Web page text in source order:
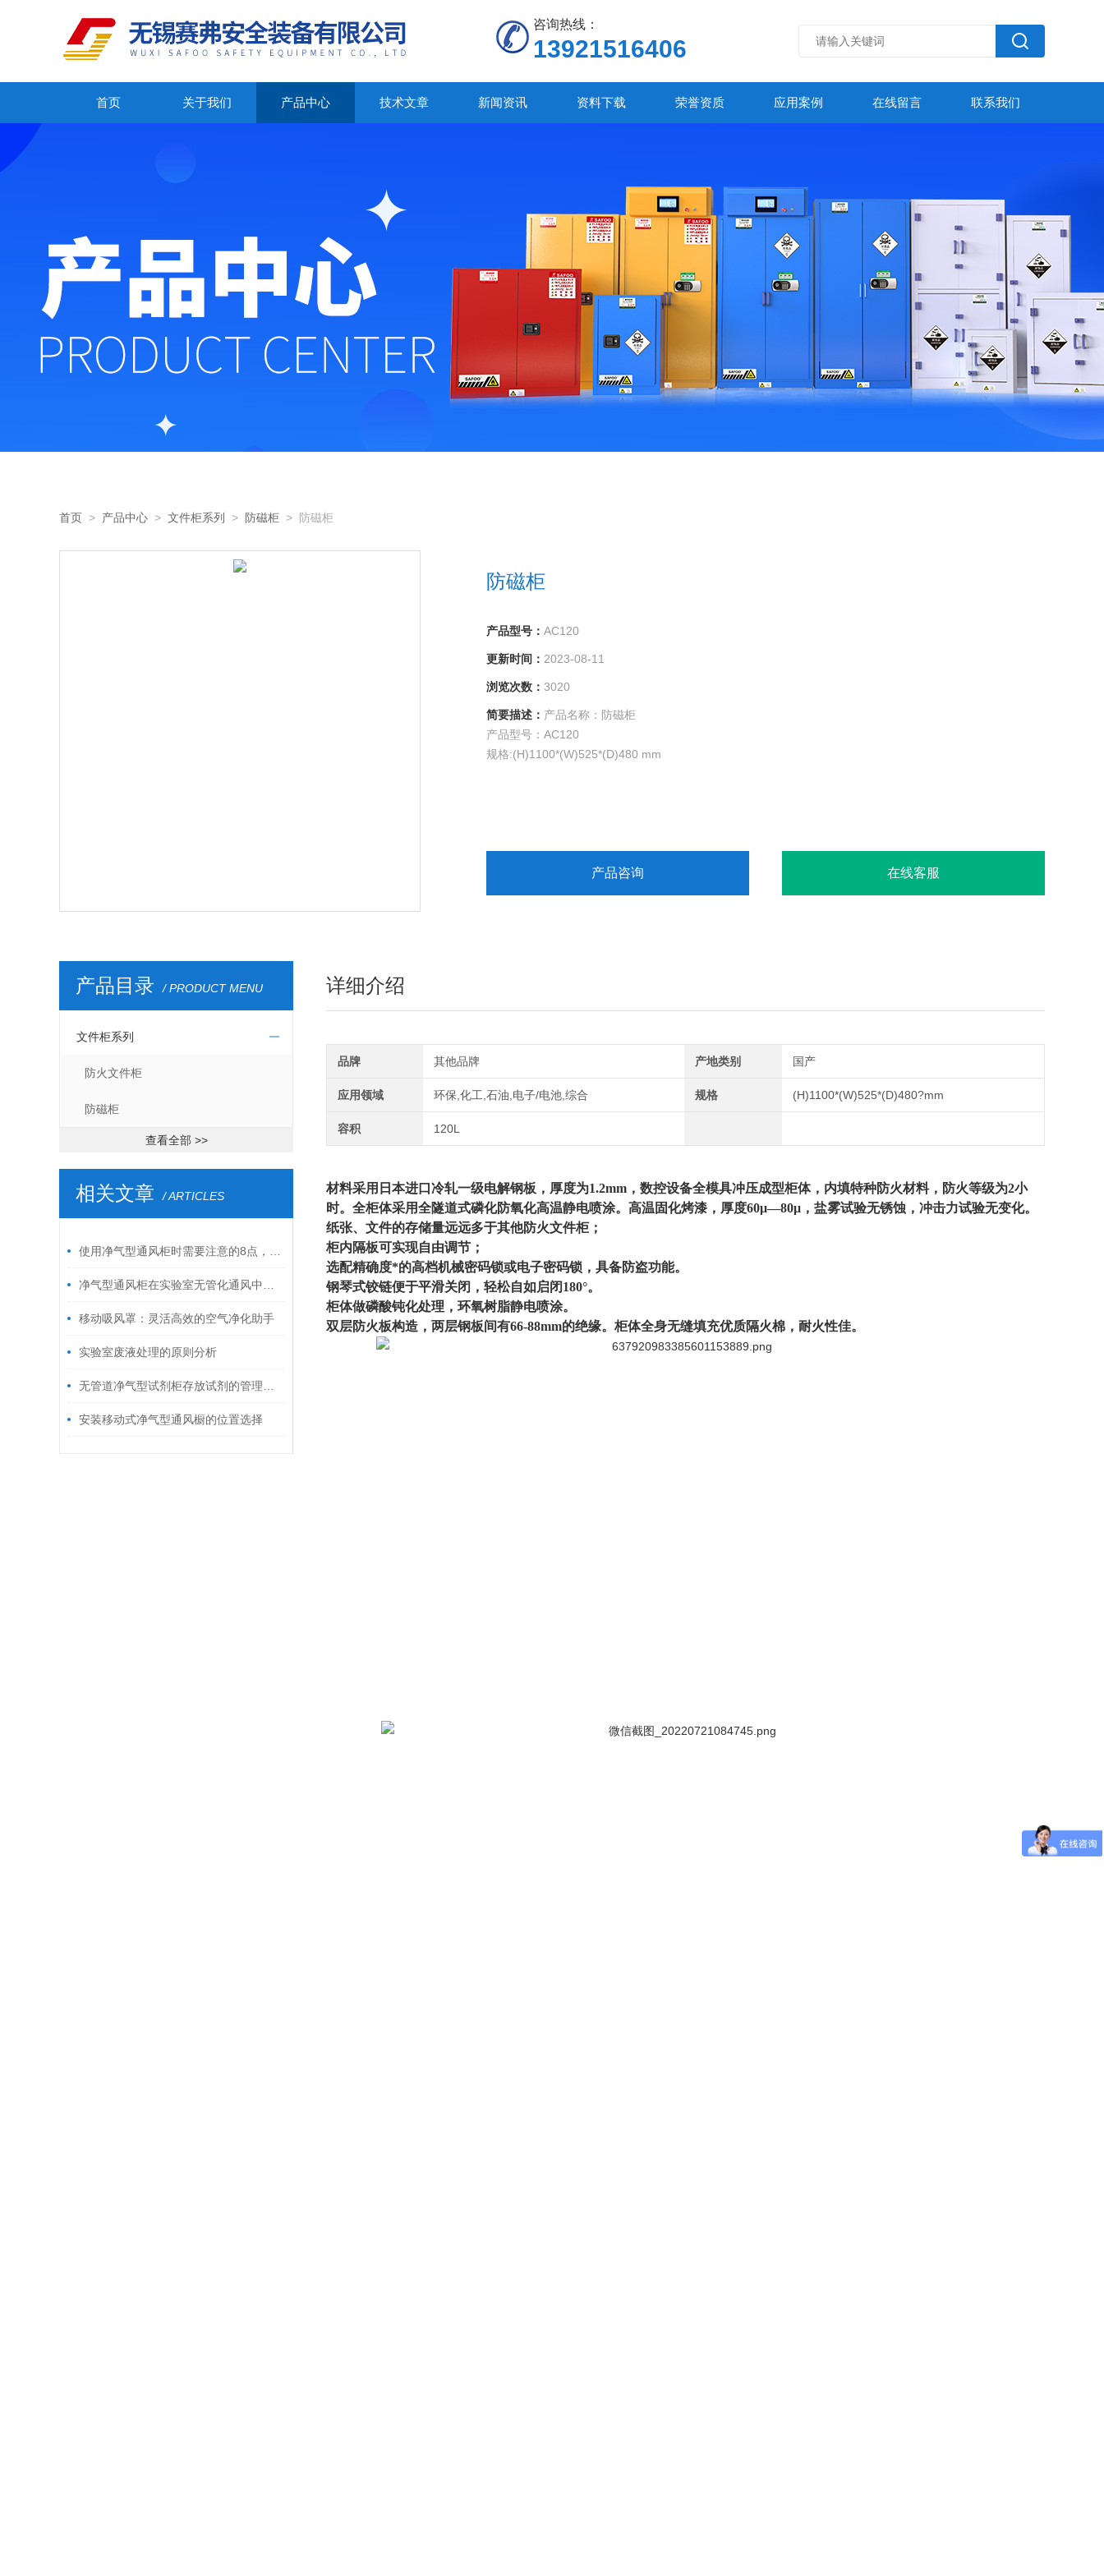
咨询热线：
13921516406
首页 关于我们 产品中心 技术文章 新闻资讯 资料下载 荣誉资质 应用案例 在线留言 联系我们
首页 > 产品中心 > 文件柜系列 > 防磁柜 > 防磁柜
防磁柜
产品型号： AC120
更新时间： 2023-08-11
浏览次数： 3020
简要描述： 产品名称：防磁柜
产品型号：AC120
规格:(H)1100*(W)525*(D)480 mm
抽屉尺寸：(H)100*(W)388*(D)334mm
锁具：按钮弹开转舌锁产品咨询 在线客服
详细介绍
品牌 其他品牌 产地类别 国产
应用领域 环保,化工,石油,电子/电池,综合 规格 (H)1100*(W)525*(D)480?mm
容积 120L
材料采用日本进口冷轧一级电解钢板，厚度为1.2mm，数控设备全模具冲压成型柜体，内填特种防火材料，防火等级为2小
时。全柜体采用全隧道式磷化防氧化高温静电喷涂。高温固化烤漆，厚度60μ—80μ，盐雾试验无锈蚀，冲击力试验无变化。
纸张、文件的存储量远远多于其他防火文件柜；
柜内隔板可实现自由调节；
选配精确度*的高档机械密码锁或电子密码锁，具备防盗功能。
钢琴式铰链便于平滑关闭，轻松自如启闭180°。
柜体做磷酸钝化处理，环氧树脂静电喷涂。
双层防火板构造，两层钢板间有66-88mm的绝缘。柜体全身无缝填充优质隔火棉，耐火性佳。
产品目录 / PRODUCT MENU
文件柜系列
防火文件柜
防磁柜
查看全部 >>
相关文章 / ARTICLES
使用净气型通风柜时需要注意的8点，你知道吗？
净气型通风柜在实验室无管化通风中的技术特点
移动吸风罩：灵活高效的空气净化助手
实验室废液处理的原则分析
无管道净气型试剂柜存放试剂的管理规程说明
安装移动式净气型通风橱的位置选择